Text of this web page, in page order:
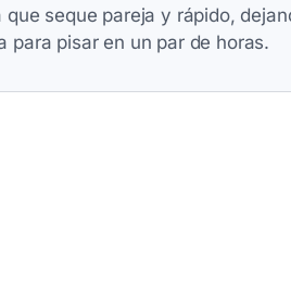
seque pareja y rápido,
para pisar en un par de horas.